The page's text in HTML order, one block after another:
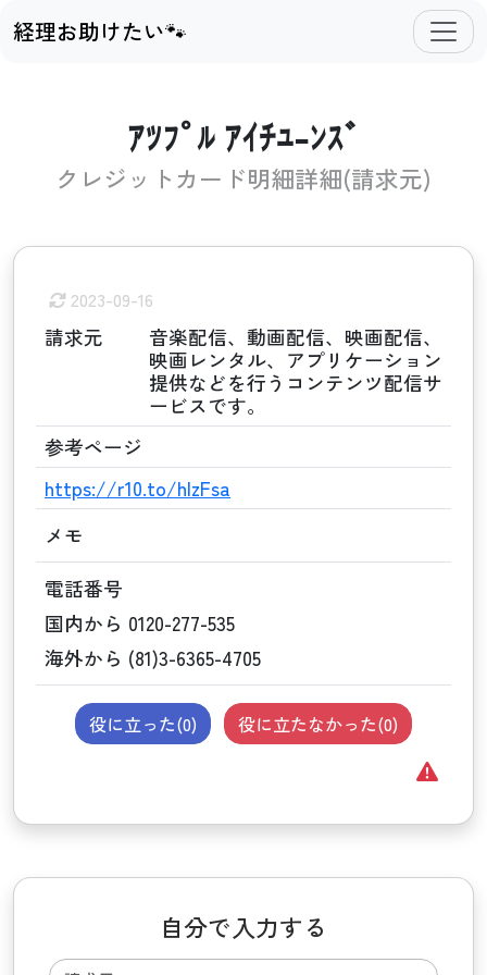
経理お助けたい🐾
ｱﾂﾌﾟﾙ ｱｲﾁﾕ-ﾝｽﾞ
クレジットカード明細詳細(請求元)
2023-09-16
請求元
音楽配信、動画配信、映画配信、
映画レンタル、アプリケーション
提供などを行うコンテンツ配信サ
ービスです。
参考ページ
https://r10.to/hIzFsa
メモ
電話番号
国内から 0120-277-535
海外から (81)3-6365-4705
役に立った(0) 役に立たなかった(0)
自分で入力する